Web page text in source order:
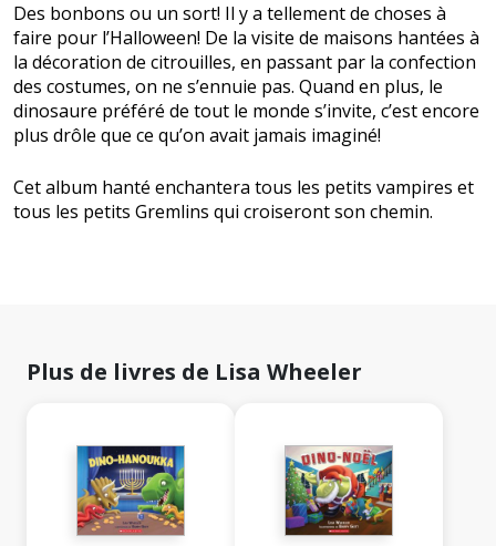
Des bonbons ou un sort! Il y a tellement de choses à
faire pour l’Halloween! De la visite de maisons hantées à
la décoration de citrouilles, en passant par la confection
des costumes, on ne s’ennuie pas. Quand en plus, le
dinosaure préféré de tout le monde s’invite, c’est encore
plus drôle que ce qu’on avait jamais imaginé!
Cet album hanté enchantera tous les petits vampires et
tous les petits Gremlins qui croiseront son chemin.
Plus de livres de Lisa Wheeler